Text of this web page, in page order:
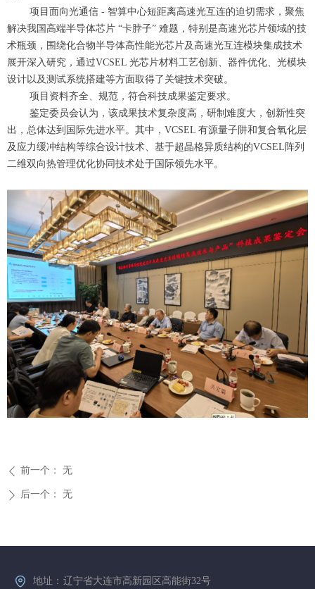
项目面向光通信 - 智算中心短距离高速光互连的迫切需求，聚焦
解决我国高端半导体芯片 “卡脖子” 难题，特别是高速光芯片领域的技
术瓶颈，围绕化合物半导体高性能光芯片及高速光互连模块集成技术
展开深入研究，通过VCSEL 光芯片材料工艺创新、器件优化、光模块
设计以及测试系统搭建等方面取得了关键技术突破。
项目资料齐全、规范，符合科技成果鉴定要求。
鉴定委员会认为，该成果技术复杂度高，研制难度大，创新性突
出，总体达到国际先进水平。其中，VCSEL 有源量子阱和复合氧化层
及应力缓冲结构等综合设计技术、基于超晶格异质结构的VCSEL阵列
二维双向热管理优化协同技术处于国际领先水平。
ꄴ 前一个： 无
ꄲ 后一个： 无
地址： 辽宁省大连市高新园区高能街32号